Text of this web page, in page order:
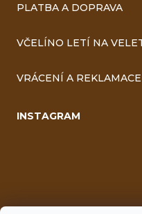
PLATBA A DOPRAVA
VČELÍNO LETÍ NA
VRÁCENÍ A REKLAMACE
INSTAGRAM